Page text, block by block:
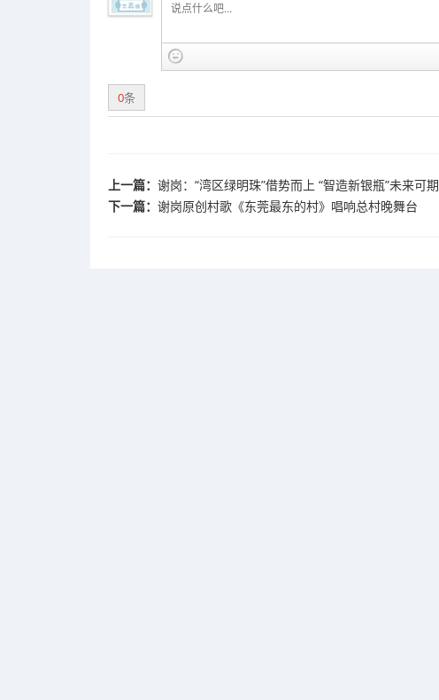
0条
上一篇： 谢岗：“湾区绿明珠”借势而上 “智造新银瓶”未来可期
下一篇： 谢岗原创村歌《东莞最东的村》唱响总村晚舞台